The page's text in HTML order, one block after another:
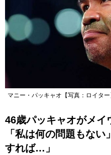
マニー・パッキャオ【写真：ロイター
46歳パッキャオがメイ
「私は何の問題もな
すれば…」